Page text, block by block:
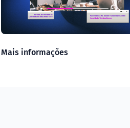
Mais informações